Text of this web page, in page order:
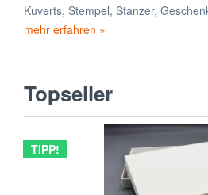
Kuverts, Stempel, Stanzer,
mehr erfahren »
Topseller
TIPP!